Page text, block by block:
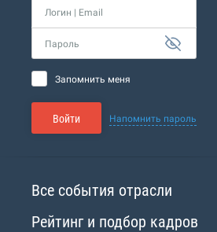
Логин | Email
Пароль
Запомнить меня
Войти Напомнить пароль
Все события отрасли
Рейтинг и подбор кадров